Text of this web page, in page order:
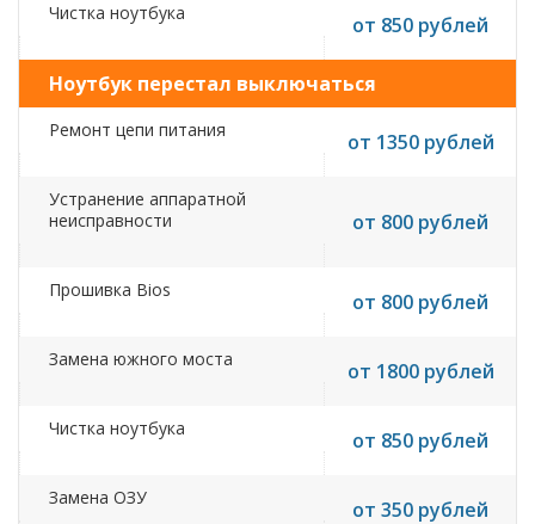
Чистка ноутбука от 850 рублей
Ноутбук перестал выключаться
Ремонт цепи питания от 1350 рублей
Устранение аппаратной
неисправности
от 800 рублей
Прошивка Bios от 800 рублей
Замена южного моста от 1800 рублей
Чистка ноутбука от 850 рублей
Замена ОЗУ от 350 рублей